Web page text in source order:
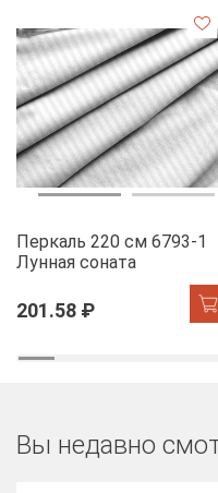
Перкаль 220 см 6793-1
Лунная соната
201.58 ₽
Вы недавно